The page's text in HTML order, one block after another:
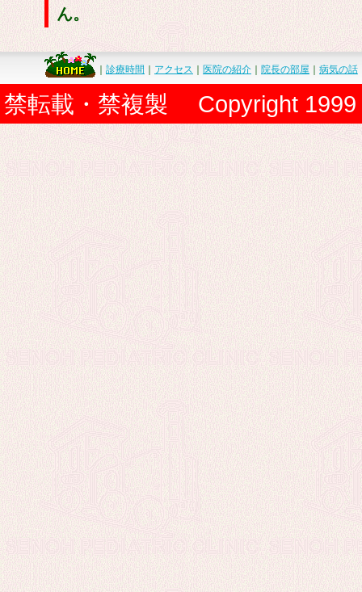
ん。
診療時間 アクセス 医院の紹介 院長の部屋 病気の話
禁転載・禁複製 Copyright 1999